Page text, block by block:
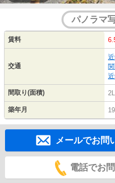
パノラマ
賃料
交通
間取り(面積)
築年月
メールでお問
電話でお